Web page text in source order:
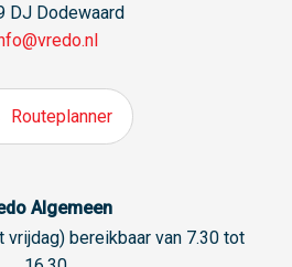
DJ Dodewaard
Routeplanner
Algemeen
vrijdag) bereikbaar van 7.30 tot